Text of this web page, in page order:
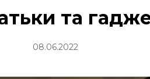
та
08.06.2022